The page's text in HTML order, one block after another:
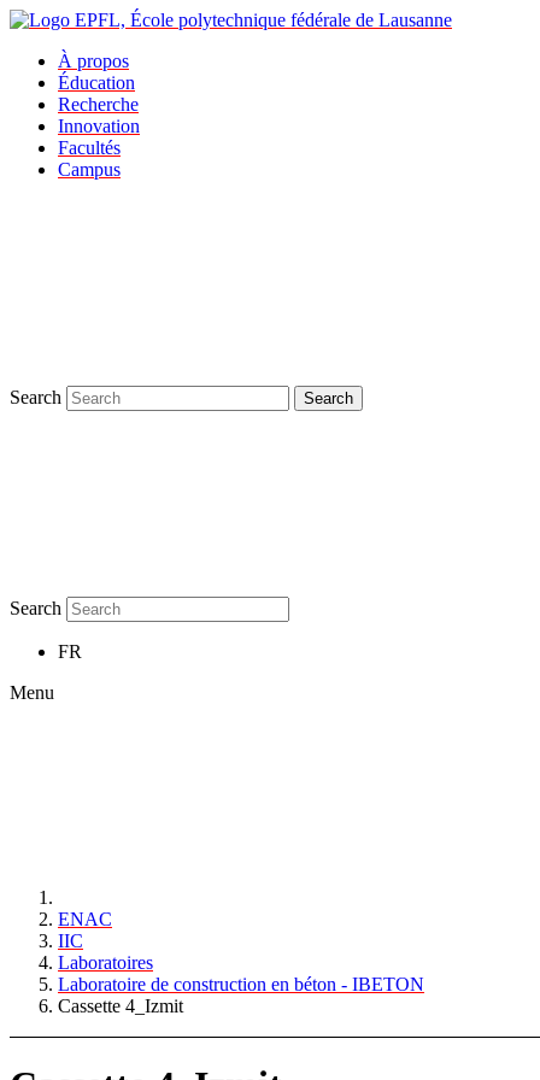
À propos
Éducation
Recherche
Innovation
Facultés
Campus
Search Search
Search
FR
Menu
ENAC
IIC
Laboratoires
Laboratoire de construction en béton - IBETON
Cassette 4_Izmit